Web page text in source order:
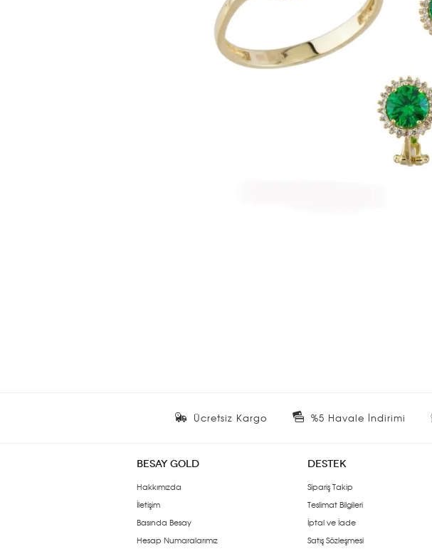
Ücretsiz Kargo %5 Havale İndirimi
BESAY GOLD
Hakkımızda
İletişim
Basında Besay
Hesap Numaralarımız
DESTEK
Sipariş Takip
Teslimat Bilgileri
İptal ve İade
Satış Sözleşmesi